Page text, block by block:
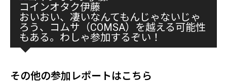
コインオタク伊藤
おいおい、凄いなんてもんじゃないじゃ
ろう、コムサ（COMSA）を越える可能性
もある。わしゃ参加するぞい！
その他の参加レポートはこちら